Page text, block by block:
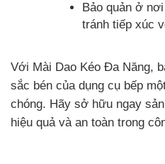
Bảo quản ở
tránh tiếp xúc
Với Mài Dao Kéo Đa Năng,
sắc bén của dụng cụ bếp
chóng. Hãy sở hữu ngay
hiệu quả và an toàn trong